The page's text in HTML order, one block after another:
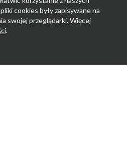
cookies były zapisywane na
swojej przeglądarki. Więcej
.